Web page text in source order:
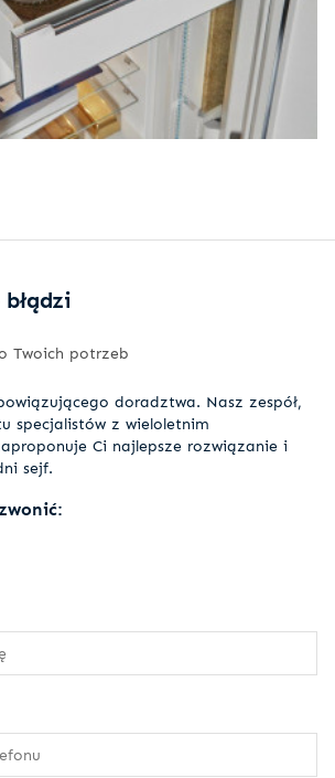
Twoich potrzeb
doradztwa. Nasz zespół,
specjalistów z wieloletnim
Ci najlepsze rozwiązanie i
sejf.